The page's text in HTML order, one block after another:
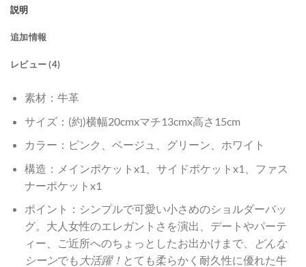
説明
追加情報
レビュー (4)
素材：牛革
サイズ：(約)横幅20cmxマチ13cmx高さ15cm
カラー：ピンク、ベージュ、グリーン、ホワイト
構造：メインポケットx1、サイドポケットx1、ファス
ナーポケットx1
ポイント：シンプルで可愛い小さめのショルダーバッ
グ。大人女性のエレガントさを演出、デートやパーテ
ィー、ご近所へのちょっとしたお出かけまで、
どんな
シーンでも 大活躍！ とても柔らかく耐久性に優れた牛